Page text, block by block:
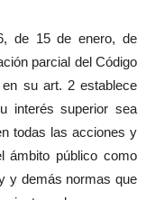
de 15 de enero, de
parcial del Código
su art. 2 establece
interés superior sea
todas las acciones y
ámbito público como
y demás normas que